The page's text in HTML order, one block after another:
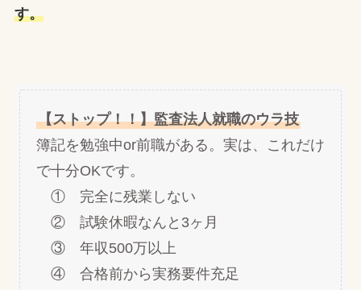
す。
【ストップ！！】監査法人就職のウラ技
簿記を勉強中or前職がある。実は、これだけ
で十分OKです。
① 完全に残業しない
② 試験休暇なんと3ヶ月
③ 年収500万以上
④ 合格前から実務要件充足